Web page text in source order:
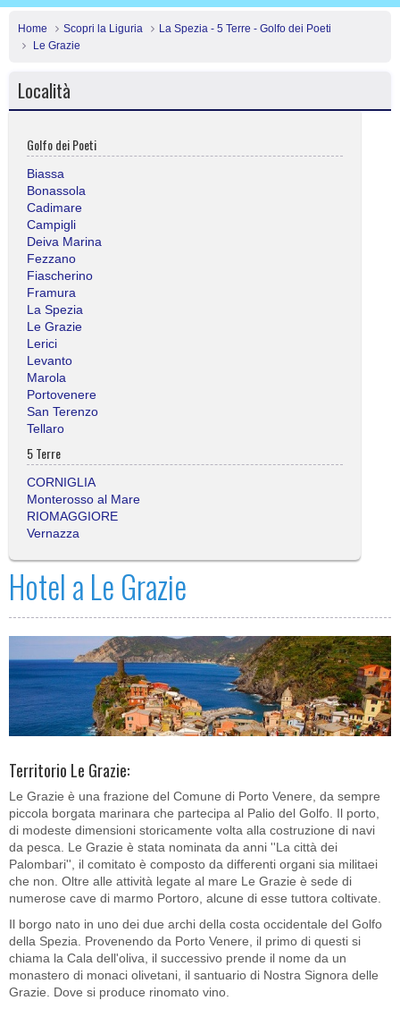
Home Scopri la Liguria
La Spezia - 5 Terre - Golfo dei Poeti
Le Grazie
Località
Golfo dei Poeti
Biassa
Bonassola
Cadimare
Campigli
Deiva Marina
Fezzano
Fiascherino
Framura
La Spezia
Le Grazie
Lerici
Levanto
Marola
Portovenere
San Terenzo
Tellaro
5 Terre
CORNIGLIA
Monterosso al Mare
RIOMAGGIORE
Vernazza
Hotel a Le Grazie
Territorio Le Grazie:
Le Grazie è una frazione del Comune di Porto Venere, da sempre
piccola borgata marinara che partecipa al Palio del Golfo. Il porto,
di modeste dimensioni storicamente volta alla costruzione di navi
da pesca. Le Grazie è stata nominata da anni ''La città dei
Palombari'', il comitato è composto da differenti organi sia militaei
che non. Oltre alle attività legate al mare Le Grazie è sede di
numerose cave di marmo Portoro, alcune di esse tuttora coltivate.
Il borgo nato in uno dei due archi della costa occidentale del Golfo
della Spezia. Provenendo da Porto Venere, il primo di questi si
chiama la Cala dell'oliva, il successivo prende il nome da un
monastero di monaci olivetani, il santuario di Nostra Signora delle
Grazie. Dove si produce rinomato vino.